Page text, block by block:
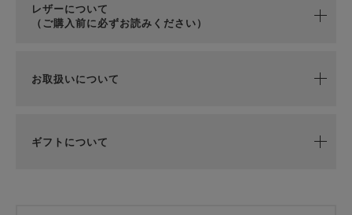
レザーについて
（ご購入前に必ずお読みください）
お取扱いについて
ギフトについて